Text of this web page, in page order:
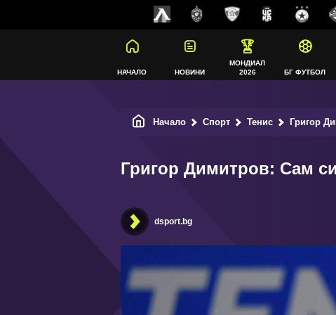
НАЧАЛО НОВИНИ
МОНДИАЛ
2026
БГ ФУТБОЛ
Начало Спорт Тенис Григор
Григор Димитров: Сам
dsport.bg